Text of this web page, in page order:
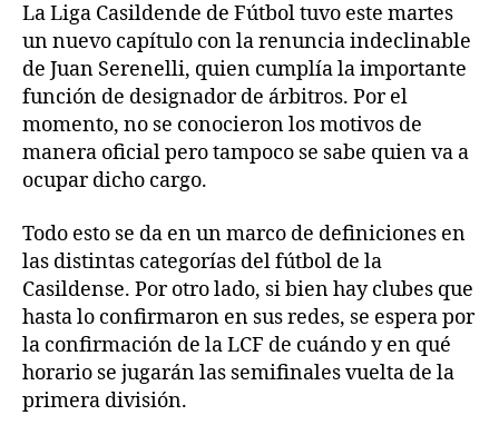
La Liga Casildende de Fútbol tuvo este martes
un nuevo capítulo con la renuncia indeclinable
de Juan Serenelli, quien cumplía la importante
función de designador de árbitros. Por el
momento, no se conocieron los motivos de
manera oficial pero tampoco se sabe quien va a
ocupar dicho cargo.
Todo esto se da en un marco de definiciones en
las distintas categorías del fútbol de la
Casildense. Por otro lado, si bien hay clubes que
hasta lo confirmaron en sus redes, se espera por
la confirmación de la LCF de cuándo y en qué
horario se jugarán las semifinales vuelta de la
primera división.